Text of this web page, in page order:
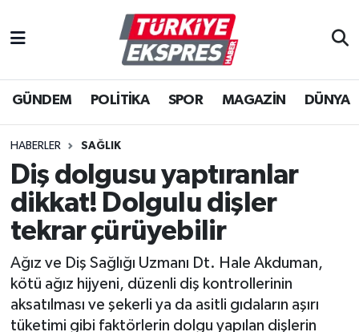
GÜNDEM POLİTİKA SPOR MAGAZİN DÜNYA
HABERLER SAĞLIK
Diş dolgusu yaptıranlar
dikkat! Dolgulu dişler
tekrar çürüyebilir
Ağız ve Diş Sağlığı Uzmanı Dt. Hale Akduman,
kötü ağız hijyeni, düzenli diş kontrollerinin
aksatılması ve şekerli ya da asitli gıdaların aşırı
tüketimi gibi faktörlerin dolgu yapılan dişlerin
İstanbul Nöbetçi Eczaneler
İstanbul Hava Durumu
İstanbul Namaz Vakitleri
İstanbul Trafik Yoğunluk Haritası
Süper Lig Puan Durumu ve Fikstür
Tüm Manşetler
Son Dakika Haberleri